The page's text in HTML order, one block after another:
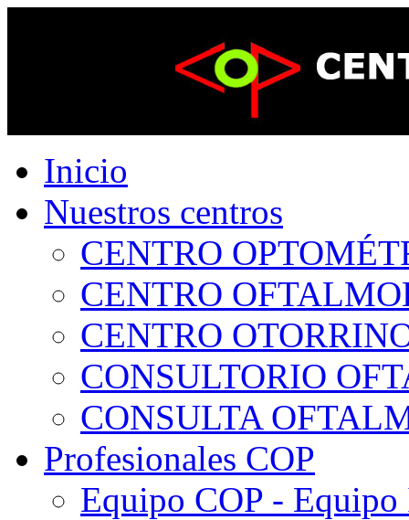
Inicio
Nuestros centros
CENTRO
CENTRO
CENTRO
CONSULTORIO
CONSULTA
Profesionales COP
Equipo COP -